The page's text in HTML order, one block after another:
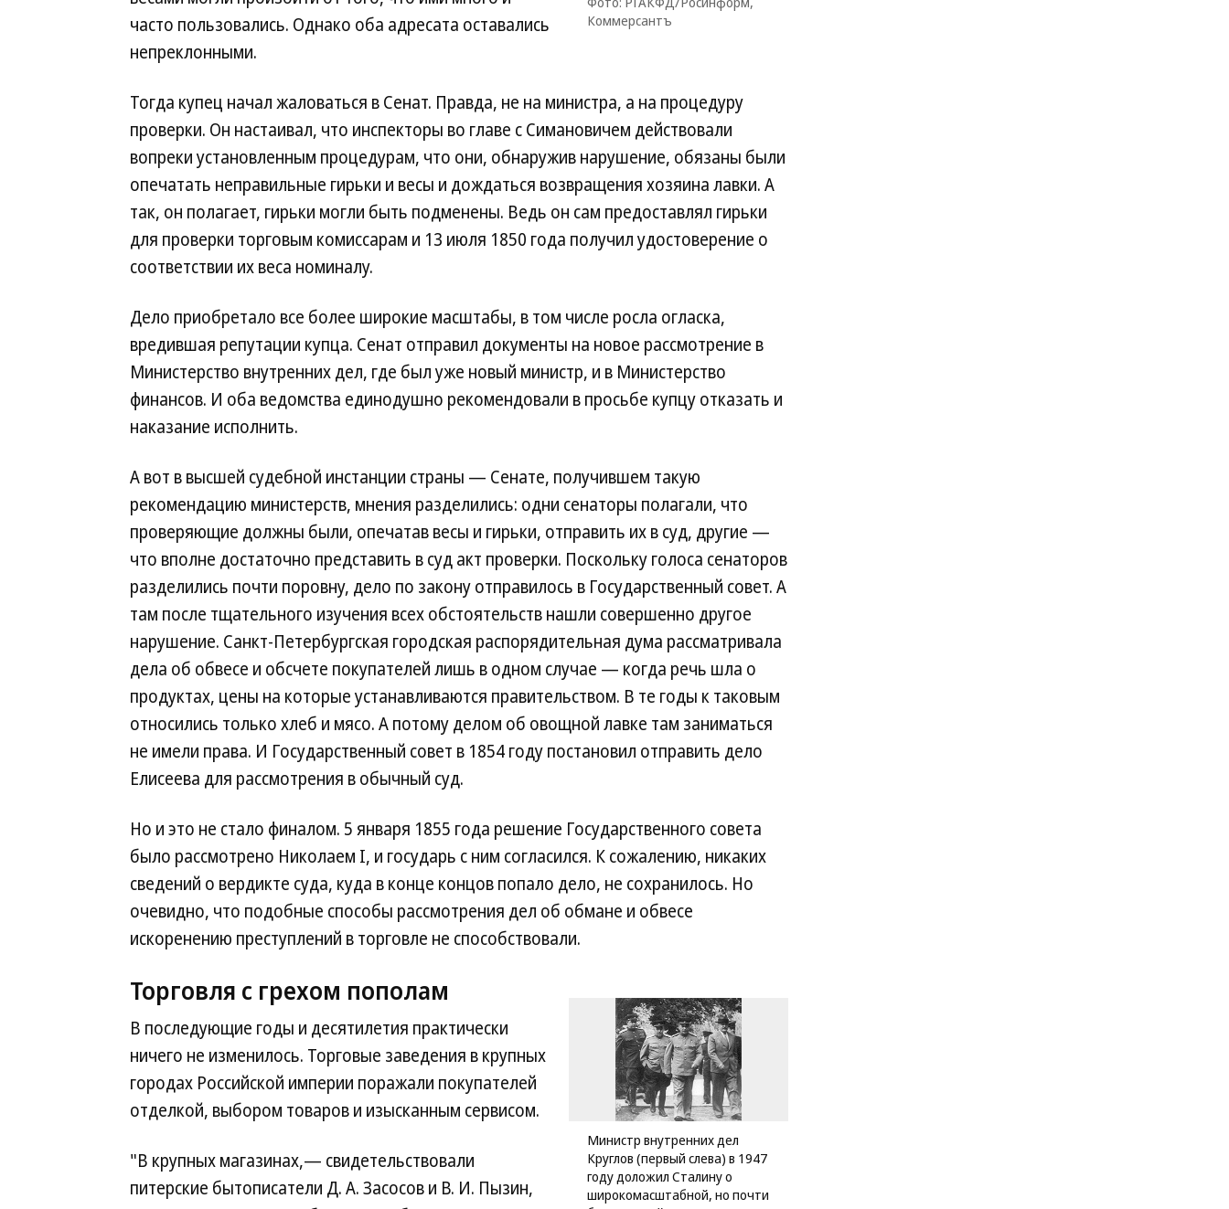
Коммерсантъ
часто пользовались. Однако оба адресата оставались
непреклонными.
Тогда купец начал жаловаться в Сенат. Правда, не на министра, а на процедуру
проверки. Он настаивал, что инспекторы во главе с Симановичем действовали
вопреки установленным процедурам, что они, обнаружив нарушение, обязаны были
опечатать неправильные гирьки и весы и дождаться возвращения хозяина лавки. А
так, он полагает, гирьки могли быть подменены. Ведь он сам предоставлял гирьки
для проверки торговым комиссарам и 13 июля 1850 года получил удостоверение о
соответствии их веса номиналу.
Дело приобретало все более широкие масштабы, в том числе росла огласка,
вредившая репутации купца. Сенат отправил документы на новое рассмотрение в
Министерство внутренних дел, где был уже новый министр, и в Министерство
финансов. И оба ведомства единодушно рекомендовали в просьбе купцу отказать и
наказание исполнить.
А вот в высшей судебной инстанции страны — Сенате, получившем такую
рекомендацию министерств, мнения разделились: одни сенаторы полагали, что
проверяющие должны были, опечатав весы и гирьки, отправить их в суд, другие —
что вполне достаточно представить в суд акт проверки. Поскольку голоса сенаторов
разделились почти поровну, дело по закону отправилось в Государственный совет. А
там после тщательного изучения всех обстоятельств нашли совершенно другое
нарушение. Санкт-Петербургская городская распорядительная дума рассматривала
дела об обвесе и обсчете покупателей лишь в одном случае — когда речь шла о
продуктах, цены на которые устанавливаются правительством. В те годы к таковым
относились только хлеб и мясо. А потому делом об овощной лавке там заниматься
не имели права. И Государственный совет в 1854 году постановил отправить дело
Елисеева для рассмотрения в обычный суд.
Но и это не стало финалом. 5 января 1855 года решение Государственного совета
было рассмотрено Николаем I, и государь с ним согласился. К сожалению, никаких
сведений о вердикте суда, куда в конце концов попало дело, не сохранилось. Но
очевидно, что подобные способы рассмотрения дел об обмане и обвесе
искоренению преступлений в торговле не способствовали.
Министр внутренних дел
Круглов (первый слева) в 1947
году доложил Сталину о
широкомасштабной, но почти
Торговля с грехом пополам
В последующие годы и десятилетия практически
ничего не изменилось. Торговые заведения в крупных
городах Российской империи поражали покупателей
отделкой, выбором товаров и изысканным сервисом.
"В крупных магазинах,— свидетельствовали
питерские бытописатели Д. А. Засосов и В. И. Пызин,